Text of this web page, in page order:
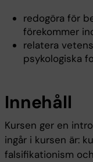
redogöra för
förekommer
relatera
psykologiska
Innehåll
Kursen ger en
ingår i kursen är:
falsifikationism